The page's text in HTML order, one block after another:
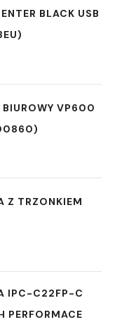
BLACK USB
BIUROWY VP600
Z TRZONKIEM
IPC-C22FP-C
PERFORMACE